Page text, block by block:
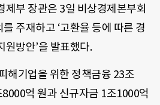
제부 장관은 3일 비상경제본부회
주재하고 ‘고환율 등에 따른 경
원방안’을 발표했다.
해기업을 위한 정책금융 23조
억 원과 신규자금 1조1000억